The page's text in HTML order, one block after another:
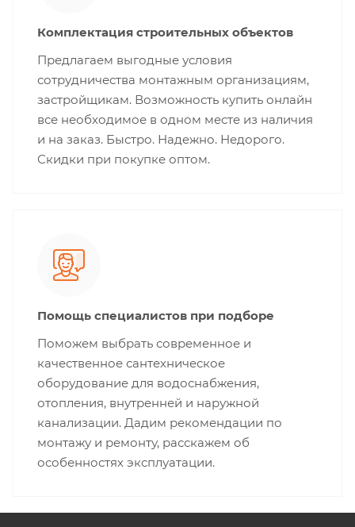
Комплектация строительных объектов
Предлагаем выгодные условия
сотрудничества монтажным организациям,
застройщикам. Возможность купить онлайн
все необходимое в одном месте из наличия
и на заказ. Быстро. Надежно. Недорого.
Скидки при покупке оптом.
Помощь специалистов при подборе
Поможем выбрать современное и
качественное сантехническое
оборудование для водоснабжения,
отопления, внутренней и наружной
канализации. Дадим рекомендации по
монтажу и ремонту, расскажем об
особенностях эксплуатации.